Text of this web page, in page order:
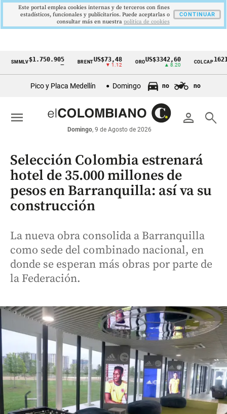
Cintillo
económicos
Colombia
$1.750.905 BRENT US$73,48
▼ 1.12
ORO US$3342,60 COLCAP1621,34
Pico y Placa Medellín Domingo no no
person search
Domingo, 9 de Agosto de 2026
menu
Selección Colombia estrenará
hotel de 35.000 millones de
pesos en Barranquilla: así va su
construcción
La nueva obra consolida a Barranquilla
como sede del combinado nacional, en
donde se esperan más obras por parte de
la Federación.
Este portal emplea cookies internas y de terceros con fines
estadísticos, funcionales y publicitarios. Puede aceptarlas o
consultar más en nuestra politica de cookies
CONTINUAR